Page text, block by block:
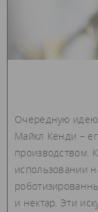
Очередную идею
Майкл Кенди –
производством.
использовании
и нектар. Эти